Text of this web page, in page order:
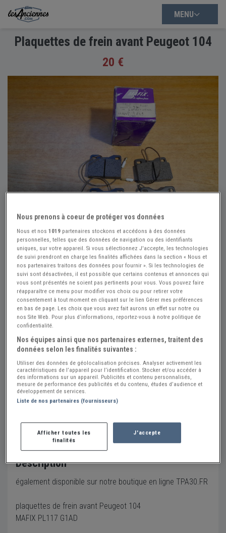
MENU
Plaquettes de frein avant Peugeot 104
20 €
Réf : A664331 Actualisée le : 23/07/2026
Plaquettes de frein avant Peugeot 104
Créer une alerte Pièces PEUGEOT 104
20 €
Vendeur Particulier
Gard (30) - BAGNOLS-SUR-CEZE (30200)
Voir sur la carte
Envoyer un email
Description
également disponible sur notre boutique en ligne TPA30.FR
plaquettes de frein avant Peugeot 104
MAFIX PL117 G1AD
Nous prenons à coeur de protéger vos données
Nous et nos1019 partenaires stockons et accédons à des données
personnelles, telles que des données de navigation ou des identifiants
uniques, sur votre appareil. Si vous sélectionnez J'accepte, les technologies
de suivi prendront en charge les finalités affichées dans la section « Nous et
nos partenaires traitons des données pour fournir ». Si les technologies de
suivi sont désactivées, il est possible que certains contenus et annonces qui
vous sont présentés ne soient pas pertinents pour vous. Vous pouvez faire
réapparaître ce menu pour modifier vos choix ou pour retirer votre
consentement à tout moment en cliquant sur le lien Gérer mes préférences
en bas de page. Les choix que vous avez fait aurons un effet sur notre ou
nos Site Web. Pour plus d’informations, reportez-vous à notre politique de
confidentialité.
Nos équipes ainsi que nos partenaires externes, traitent des
données selon les finalités suivantes :
Utiliser des données de géolocalisation précises. Analyser activement les
caractéristiques de l’appareil pour l’identification. Stocker et/ou accéder à
des informations sur un appareil. Publicités et contenu personnalisés,
mesure de performance des publicités et du contenu, études d’audience et
développement de services.
Liste de nos partenaires (fournisseurs)
Afficher toutes les
finalités
J'accepte